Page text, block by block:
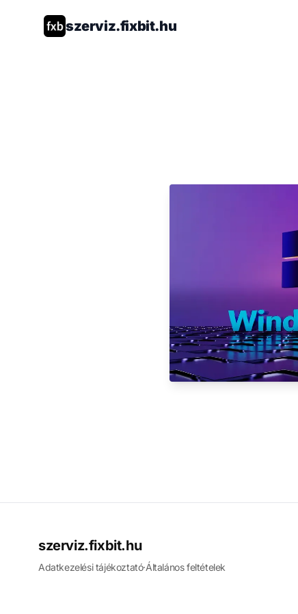
szerviz.fixbit.hu
szerviz.fixbit.hu
Adatkezelési tájékoztató·Általános feltételek